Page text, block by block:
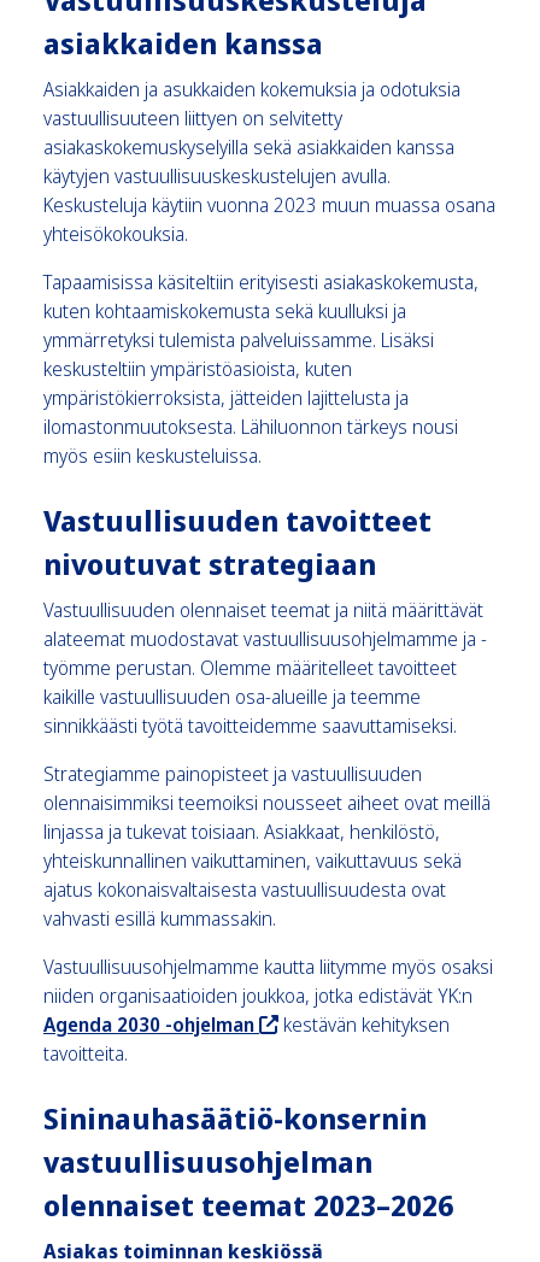
asiakkaiden kanssa
Asiakkaiden ja asukkaiden kokemuksia ja odotuksia
vastuullisuuteen liittyen on selvitetty
asiakaskokemuskyselyilla sekä asiakkaiden kanssa
käytyjen vastuullisuuskeskustelujen avulla.
Keskusteluja käytiin vuonna 2023 muun muassa osana
yhteisökokouksia.
Tapaamisissa käsiteltiin erityisesti asiakaskokemusta,
kuten kohtaamiskokemusta sekä kuulluksi ja
ymmärretyksi tulemista palveluissamme. Lisäksi
keskusteltiin ympäristöasioista, kuten
ympäristökierroksista, jätteiden lajittelusta ja
ilomastonmuutoksesta. Lähiluonnon tärkeys nousi
myös esiin keskusteluissa.
Vastuullisuuden tavoitteet
nivoutuvat strategiaan
Vastuullisuuden olennaiset teemat ja niitä määrittävät
alateemat muodostavat vastuullisuusohjelmamme ja -
työmme perustan. Olemme määritelleet tavoitteet
kaikille vastuullisuuden osa-alueille ja teemme
sinnikkäästi työtä tavoitteidemme saavuttamiseksi.
Strategiamme painopisteet ja vastuullisuuden
olennaisimmiksi teemoiksi nousseet aiheet ovat meillä
linjassa ja tukevat toisiaan. Asiakkaat, henkilöstö,
yhteiskunnallinen vaikuttaminen, vaikuttavuus sekä
ajatus kokonaisvaltaisesta vastuullisuudesta ovat
vahvasti esillä kummassakin.
Vastuullisuusohjelmamme kautta liitymme myös osaksi
niiden organisaatioiden joukkoa, jotka edistävät YK:n
Agenda 2030 -ohjelman, ohjaa sivuston ulkopuolelle
kestävän kehityksen
tavoitteita.
Sininauhasäätiö-konsernin
vastuullisuusohjelman
olennaiset teemat 2023–2026
Asiakas toiminnan keskiössä